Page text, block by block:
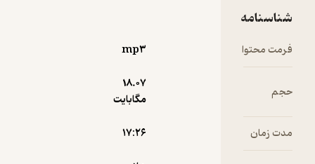
٪30
35,000تومان